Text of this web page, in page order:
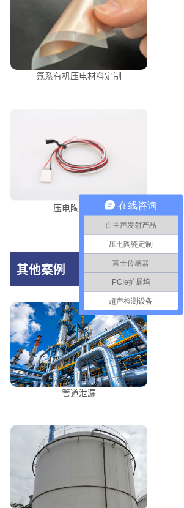
氟系有机压电材料定制
压电陶瓷焊线
其他案例
管道泄漏
在线咨询
自主声发射产品
压电陶瓷定制
富士传感器
PCIe扩展坞
超声检测设备